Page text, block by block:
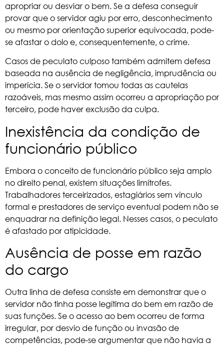
apropriar ou desviar o bem. Se a defesa conseguir
provar que o servidor agiu por erro, desconhecimento
ou mesmo por orientação superior equivocada, pode-
se afastar o dolo e, consequentemente, o crime.
Casos de peculato culposo também admitem defesa
baseada na ausência de negligência, imprudência ou
imperícia. Se o servidor tomou todas as cautelas
razoáveis, mas mesmo assim ocorreu a apropriação por
terceiro, pode haver exclusão da culpa.
Inexistência da condição de
funcionário público
Embora o conceito de funcionário público seja amplo
no direito penal, existem situações limítrofes.
Trabalhadores terceirizados, estagiários sem vínculo
formal e prestadores de serviço eventual podem não se
enquadrar na definição legal. Nesses casos, o peculato
é afastado por atipicidade.
Ausência de posse em razão
do cargo
Outra linha de defesa consiste em demonstrar que o
servidor não tinha posse legítima do bem em razão de
suas funções. Se o acesso ao bem ocorreu de forma
irregular, por desvio de função ou invasão de
competências, pode-se argumentar que não havia a